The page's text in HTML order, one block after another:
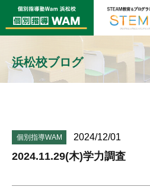
浜松校ブログ
個別指導WAM 2024/12/01
2024.11.29(木)学力調査